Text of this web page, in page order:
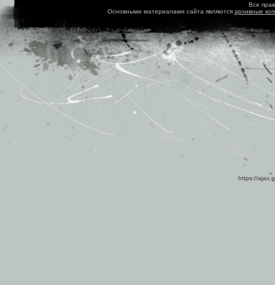
Все
Основными материалами сайта являются архивные
https://